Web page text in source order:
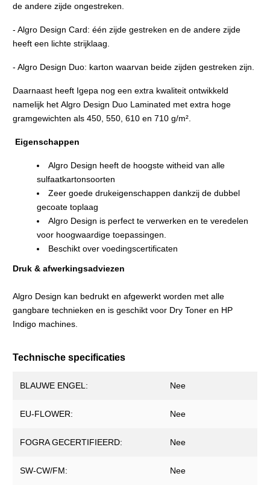
de andere zijde ongestreken.
- Algro Design Card: één zijde gestreken en de andere zijde
heeft een lichte strijklaag.
- Algro Design Duo: karton waarvan beide zijden gestreken zijn.
Daarnaast heeft Igepa nog een extra kwaliteit ontwikkeld
namelijk het Algro Design Duo Laminated met extra hoge
gramgewichten als 450, 550, 610 en 710 g/m².
Eigenschappen
Algro Design heeft de hoogste witheid van alle
sulfaatkartonsoorten
Zeer goede drukeigenschappen dankzij de dubbel
gecoate toplaag
Algro Design is perfect te verwerken en te veredelen
voor hoogwaardige toepassingen.
Beschikt over voedingscertificaten
Druk & afwerkingsadviezen
Algro Design kan bedrukt en afgewerkt worden met alle
gangbare technieken en is geschikt voor Dry Toner en HP
Indigo machines.
Technische specificaties
BLAUWE ENGEL: Nee
EU-FLOWER: Nee
FOGRA GECERTIFIEERD: Nee
SW-CW/FM: Nee